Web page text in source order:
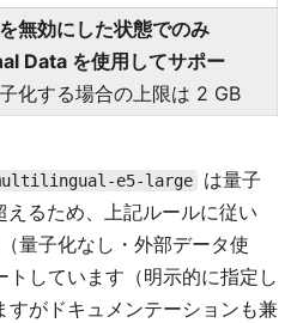
無効にした状態でのみ
Data を使用してサポー
化する場合の上限は 2 GB
e5-large
は量子
るため、上記ルールに従い
（量子化なし・外部データ使
しています（明示的に指定し
すがドキュメンテーションも兼